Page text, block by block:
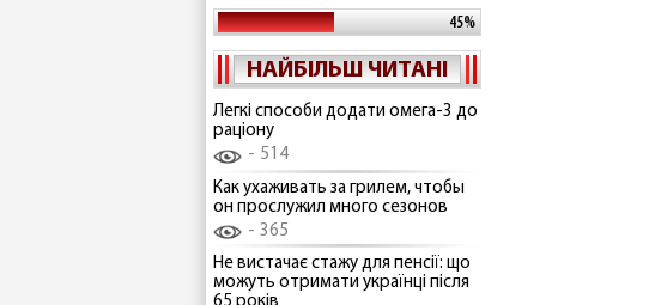
45%
НАЙБІЛЬШ ЧИТАНІ
Легкі способи додати омега-3 до
раціону
514
Как ухаживать за грилем, чтобы
он прослужил много сезонов
365
Не вистачає стажу для пенсії: що
можуть отримати українці після